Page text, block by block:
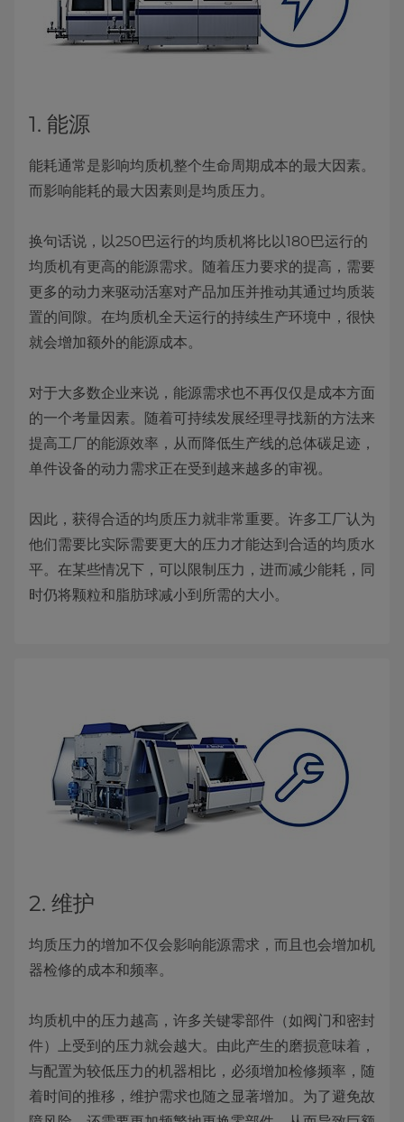
1. 能源
能耗通常是影响均质机整个生命周期成本的最大因素。
而影响能耗的最大因素则是均质压力。
换句话说，以250巴运行的均质机将比以180巴运行的
均质机有更高的能源需求。随着压力要求的提高，需要
更多的动力来驱动活塞对产品加压并推动其通过均质装
置的间隙。在均质机全天运行的持续生产环境中，很快
就会增加额外的能源成本。
对于大多数企业来说，能源需求也不再仅仅是成本方面
的一个考量因素。随着可持续发展经理寻找新的方法来
提高工厂的能源效率，从而降低生产线的总体碳足迹，
单件设备的动力需求正在受到越来越多的审视。
因此，获得合适的均质压力就非常重要。许多工厂认为
他们需要比实际需要更大的压力才能达到合适的均质水
平。在某些情况下，可以限制压力，进而减少能耗，同
时仍将颗粒和脂肪球减小到所需的大小。
2. 维护
均质压力的增加不仅会影响能源需求，而且也会增加机
器检修的成本和频率。
均质机中的压力越高，许多关键零部件（如阀门和密封
件）上受到的压力就会越大。由此产生的磨损意味着，
与配置为较低压力的机器相比，必须增加检修频率，随
着时间的推移，维护需求也随之显著增加。为了避免故